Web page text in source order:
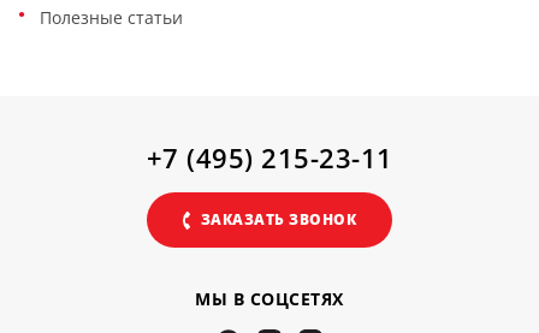
Полезные статьи
МЫ В СОЦСЕТЯХ
+7 (495) 215-23-11
ЗАКАЗАТЬ ЗВОНОК